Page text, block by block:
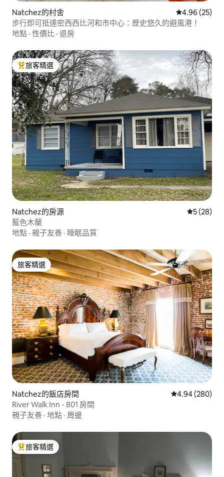
Natchez的村舍 從 25 則評價
4.96 (25)
步行即可抵達密西西比河和市中心：歷史悠久的避風港！
地點 · 性價比 · 退房
旅客精選榜首
旅客精選
Natchez的房源 從 28 則評
5 (28)
藍色木蘭
地點 · 親子友善 · 睡眠品質
旅客精選
旅客精選
Natchez的飯店房間 從 280 則評價
4.94 (280)
River Walk Inn - 801 房間
親子友善 · 地點 · 周邊
旅客精選榜首
旅客精選